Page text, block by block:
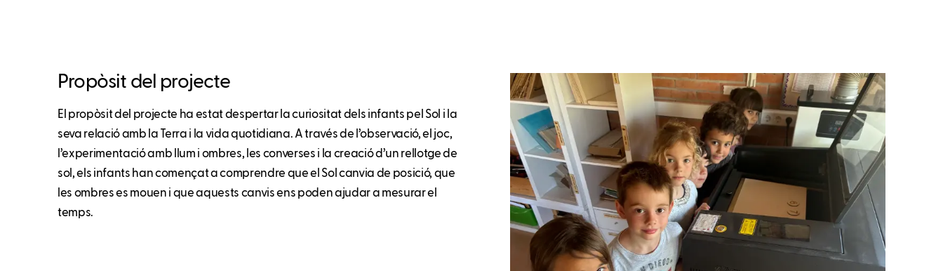
Propòsit del projecte
El propòsit del projecte ha estat despertar la curiositat dels infants pel Sol i la
seva relació amb la Terra i la vida quotidiana. A través de l’observació, el joc,
l’experimentació amb llum i ombres, les converses i la creació d’un rellotge de
sol, els infants han començat a comprendre que el Sol canvia de posició, que
les ombres es mouen i que aquests canvis ens poden ajudar a mesurar el
temps.